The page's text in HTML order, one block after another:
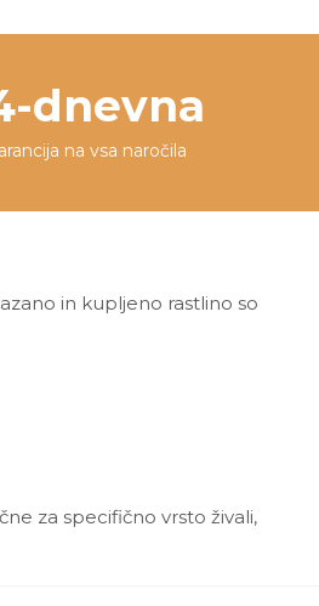
dnevna
na vsa naročila
in kupljeno rastlino so
za specifično vrsto živali,